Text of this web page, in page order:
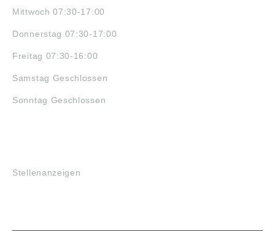
Mittwoch 07:30-17:00
Donnerstag 07:30-17:00
Freitag 07:30-16:00
Samstag Geschlossen
Sonntag Geschlossen
Stellenanzeigen